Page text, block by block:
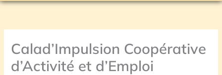
Calad’Impulsion Coopérative
d’Activité et d’Emploi